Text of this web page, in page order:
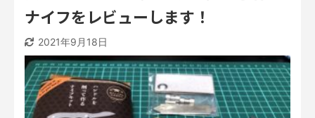
ナイフをレビューします！
2021年9月18日